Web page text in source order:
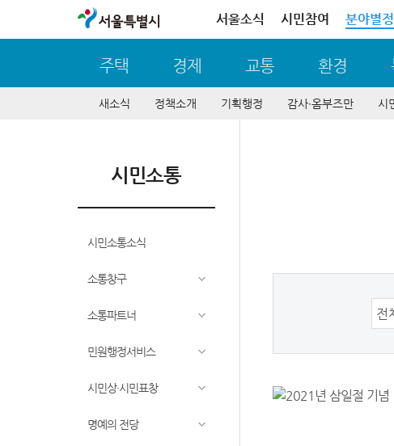
서울특별시 서울소식 시민참여 분야별
주택 경제 교통 환경
새소식 정책소개 기획행정 감사∙옴부즈만 시
시민소통
시민소통소식
소통창구
소통파트너
민원행정서비스
시민상·시민표창
명예의 전당